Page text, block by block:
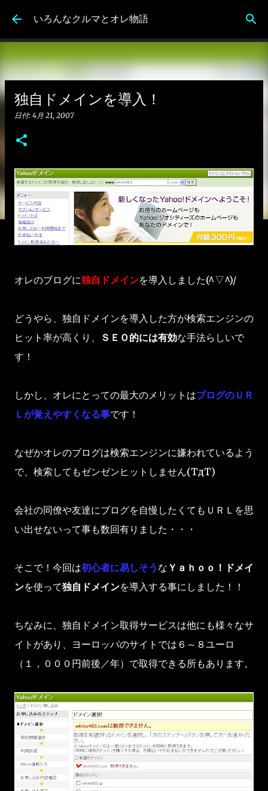
スキップしてメイン コンテンツに移動
いろんなクルマとオレ物語
独自ドメインを導入！
日付: 4月 21, 2007
オレのブログに独自ドメインを導入しました(^▽^)/
どうやら、独自ドメインを導入した方が検索エンジンの
ヒット率が高くり、
ＳＥＯ的には有効な手法らしいで
す！
しかし、オレにとっての最大のメリットはブログのＵＲ
Ｌが覚えやすくなる事です！
なぜかオレのブログは検索エンジンに嫌われているよう
で、検索してもゼンゼンヒットしません(TдT)
会社の同僚や友達にブログを自慢したくてもＵＲＬを思
い出せないって事も数回有りました・・・
そこで！今回は初心者に易しそう な Ｙａｈｏｏ！ドメイ
ンを使って独自ドメインを導入する事にしました！！
ちなみに、独自ドメイン取得サービスは他にも様々なサ
イトがあり、ヨーロッパのサイトでは６～８ユーロ
（１，０００円前後／年）で取得できる所もあります。